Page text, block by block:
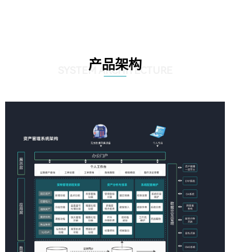
产品架构
SYSTEM ARCHITECTURE